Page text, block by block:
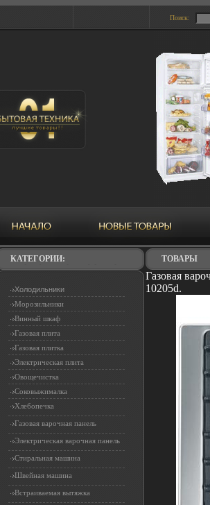
Поиск:
КАТЕГОРИИ:
Холодильники
Морозильники
Винный шкаф
Газовая плита
Газовая плитка
Электрическая плита
Овощечистка
Соковыжималка
Хлебопечка
Газовая варочная панель
Электрическая варочная панель
Стиральная машина
Швейная машина
Встраиваемая вытяжка
ТОВАРЫ
Газовая
10205d.